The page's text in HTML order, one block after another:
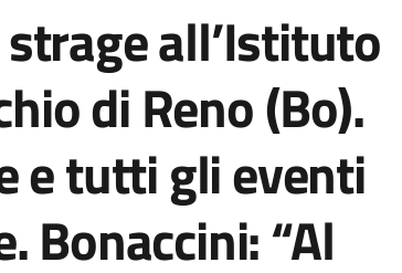
all’Istituto
di Reno (Bo).
e tutti gli eventi
Bonaccini: “Al